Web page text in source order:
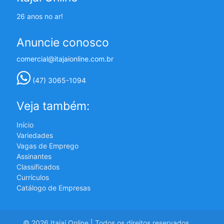
26 anos no ar!
Anuncie conosco
comercial@itajaionline.com.br
(47) 3065-1094
Veja também:
Início
Variedades
Vagas de Emprego
Assinantes
Classificados
Currículos
Catálogo de Empresas